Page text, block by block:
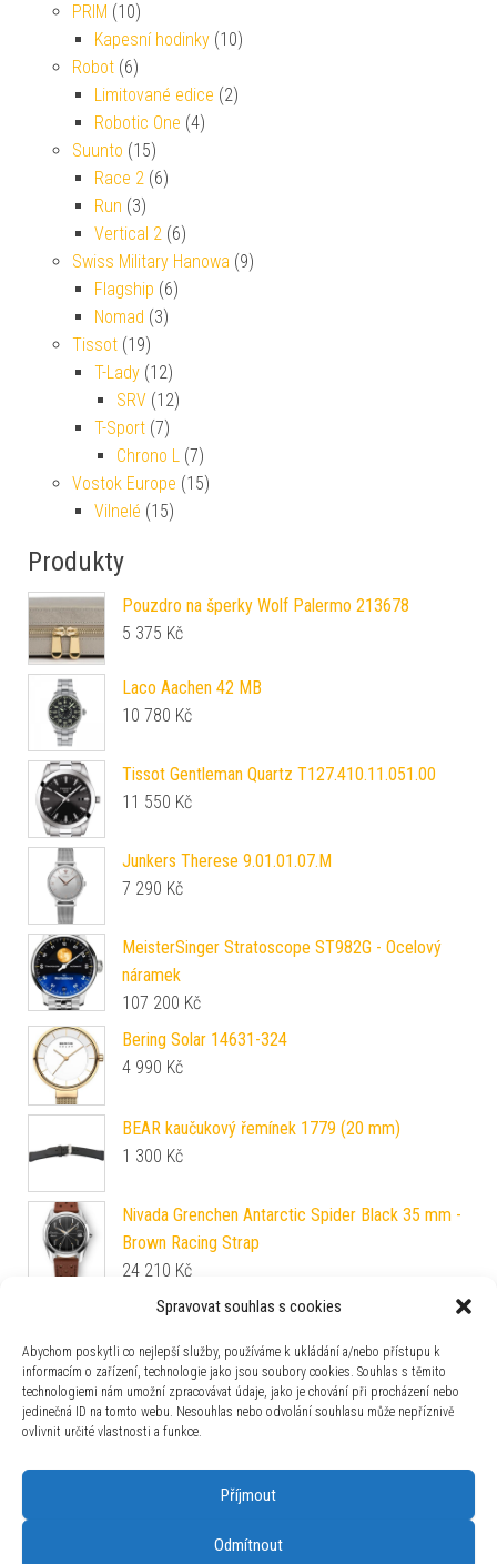
Spravovat souhlas s cookies
Abychom poskytli co nejlepší služby, používáme k ukládání a/nebo přístupu k
informacím o zařízení, technologie jako jsou soubory cookies. Souhlas s těmito
technologiemi nám umožní zpracovávat údaje, jako je chování při procházení nebo
jedinečná ID na tomto webu. Nesouhlas nebo odvolání souhlasu může nepříznivě
ovlivnit určité vlastnosti a funkce.
Příjmout
Odmítnout
PRIM (10)
Kapesní hodinky (10)
Robot (6)
Limitované edice (2)
Robotic One (4)
Suunto (15)
Race 2 (6)
Run (3)
Vertical 2 (6)
Swiss Military Hanowa (9)
Flagship (6)
Nomad (3)
Tissot (19)
T-Lady (12)
SRV (12)
T-Sport (7)
Chrono L (7)
Vostok Europe (15)
Vilnelé (15)
Produkty
Pouzdro na šperky Wolf Palermo 213678
5 375 Kč
Laco Aachen 42 MB
10 780 Kč
Tissot Gentleman Quartz T127.410.11.051.00
11 550 Kč
Junkers Therese 9.01.01.07.M
7 290 Kč
MeisterSinger Stratoscope ST982G - Ocelový
náramek
107 200 Kč
Bering Solar 14631-324
4 990 Kč
BEAR kaučukový řemínek 1779 (20 mm)
1 300 Kč
Nivada Grenchen Antarctic Spider Black 35 mm -
Brown Racing Strap
24 210 Kč
Tissot PRC 100 Solar Quartz 39mm
11 860Kč
Mido Baroncelli Lady M7600.4.21.1
25 000Kč